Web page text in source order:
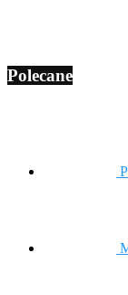
Polecane